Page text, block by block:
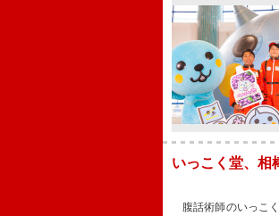
いっこく堂、
腹話術師のいっこ